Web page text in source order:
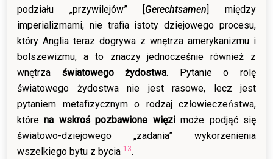
podziału „przywilejów” [Gerechtsamen] między
imperializmami, nie trafia istoty dziejowego procesu,
który Anglia teraz dogrywa z wnętrza amerykanizmu i
bolszewizmu, a to znaczy jednocześnie również z
wnętrza światowego żydostwa. Pytanie o rolę
światowego żydostwa nie jest rasowe, lecz jest
pytaniem metafizycznym o rodzaj człowieczeństwa,
którena wskroś pozbawione więzimoże podjąć się
światowo-dziejowego „zadania” wykorzenienia
wszelkiego bytu z bycia 13.